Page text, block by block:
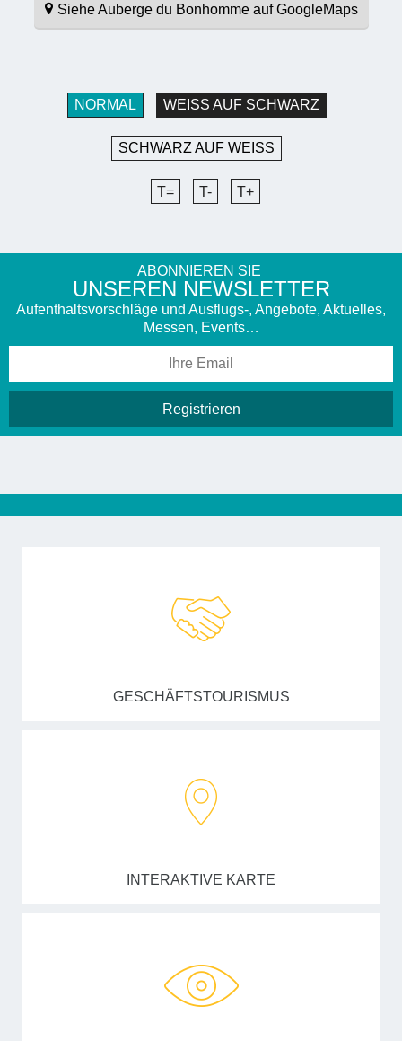
Siehe Auberge du Bonhomme auf GoogleMaps
NORMAL WEISS AUF SCHWARZ
SCHWARZ AUF WEISS
T= T- T+
ABONNIEREN SIE
UNSEREN NEWSLETTER
Aufenthaltsvorschläge und Ausflugs-, Angebote, Aktuelles,
Messen, Events…
GESCHÄFTSTOURISMUS
INTERAKTIVE KARTE